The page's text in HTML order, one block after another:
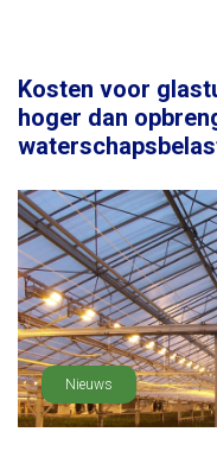
Kosten voor
hoger dan
Nieuws